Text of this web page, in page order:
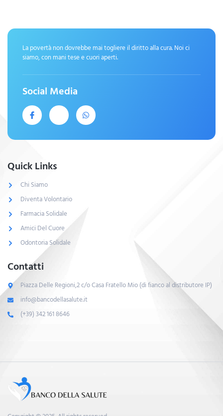
La povertà non dovrebbe mai togliere il diritto alla cura. Noi ci
siamo, con mani tese e cuori aperti.
Social Media
Quick Links
Chi Siamo
Diventa Volontario
Farmacia Solidale
Amici Del Cuore
Odontoria Solidale
Contatti
Piazza Delle Regioni,2 c/o Casa Fratello Mio (di fianco al distributore IP)
info@bancodellasalute.it
(+39) 342 161 8646